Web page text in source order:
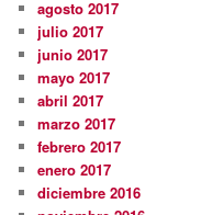
agosto 2017
julio 2017
junio 2017
mayo 2017
abril 2017
marzo 2017
febrero 2017
enero 2017
diciembre 2016